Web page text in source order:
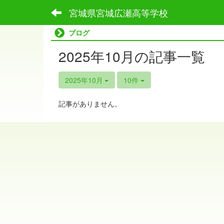
宮城県宮城広瀬高等学校
ブログ
2025年10月の記事一覧
2025年10月 10件
記事がありません。